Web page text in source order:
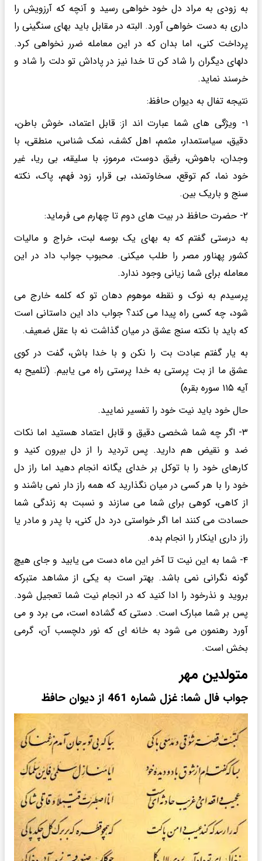
به زودی به مراد دل خود خواهی رسید و آنچه که آرزویش را
داری به دست خواهی آورد. البته در مقابل باید بهای سنگینی را
پرداخت کنی، اما بدان که در این معامله ضرر نخواهی کرد.
دلهای دیگران را شاد کن تا خدا نیز در پاداش تو دلت را شاد و
خرسند نماید.
نتیجه تفال به دیوان حافظ:
۱- ویژگی های شما عبارت اند از: قابل اعتماد، خوش باطن،
دقیق، سیاستمدار، مثمم، اهل کشف، نمک شناس، منطقی، با
وجدان، باهوش، رفیق دوست، مرموز، با سلیقه، بی ریا، غیر
خود نما، کم توقع، سخاوتمند، بی قرار، زود فهم، پاک، نکته
سنج و باریک بین.
۲- حضرت حافظ در بیت های دوم تا چهارم می فرماید:
به درستی گفتم که به بهای یک بوسه لبت، خراج و مالیات
کشور پهناور مصر را طلب میکنی. محبوب جواب داد در این
معامله برای شما زیانی وجود ندارد.
پرسیدم به نوک و نقطه موهوم دهان تو که کلمه خارج می
شود، چه کسی راه پیدا می کند؟ جواب داد این داستانی است
که باید با نکته سنج عشق در میان گذاشت نه با عقل ضعیف.
به یار گفتم عبادت بت را نکن و با خدا باش، گفت در کوی
عشق ما از بت پرستی به خدا پرستی راه می یابیم. (تلمیح به
آیه ۱۱۵ سوره بقره)
حال خود باید نیت خود را تفسیر نمایید.
۳- اگر چه شما شخصی دقیق و قابل اعتماد هستید اما نکات
ضد و نقیض هم دارید. پس تردید را از دل بیرون کنید و
کارهای خود را با توکل بر خدای یگانه انجام دهید اما راز دل
خود را با هر کسی در میان نگذارید که همه راز دار نمی باشند و
از کاهی، کوهی برای شما می سازند و نسبت به زندگی شما
حسادت می کنند اما اگر خواستی درد دل کنی، با پدر و مادر یا
راز داری اینکار را انجام بده.
۴- شما به این نیت تا آخر این ماه دست می یابید و جای هیچ
گونه نگرانی نمی باشد. بهتر است به یکی از مشاهد متبرکه
بروید و نذرخود را ادا کنید که در انجام نیت شما تعجیل شود.
پس بر شما مبارک است. دستی که گشاده است، می برد و می
آورد رهنمون می شود به خانه ای که نور دلچسب آن، گرمی
بخش است.
متولدین مهر
جواب فال شما: غزل شماره 461 از دیوان حافظ